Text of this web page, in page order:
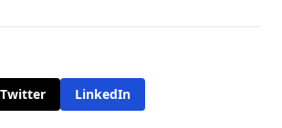
Twitter LinkedIn